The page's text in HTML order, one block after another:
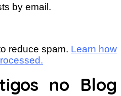
by email.
reduce spam. Learn how
no Blog